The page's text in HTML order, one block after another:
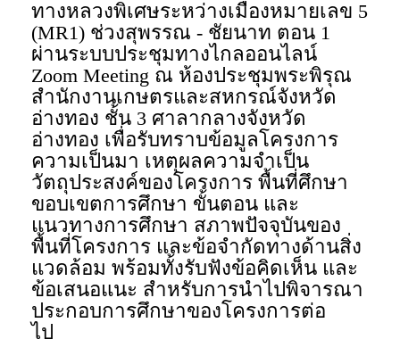
ทางหลวงพิเศษระหว่างเมืองหมายเลข 5
(MR1) ช่วงสุพรรณ - ชัยนาท ตอน 1
ผ่านระบบประชุมทางไกลออนไลน์
Zoom Meeting ณ ห้องประชุมพระพิรุณ
สำนักงานเกษตรและสหกรณ์จังหวัด
อ่างทอง ชั้น 3 ศาลากลางจังหวัด
อ่างทอง เพื่อรับทราบข้อมูลโครงการ
ความเป็นมา เหตุผลความจำเป็น
วัตถุประสงค์ของโครงการ พื้นที่ศึกษา
ขอบเขตการศึกษา ขั้นตอน และ
แนวทางการศึกษา สภาพปัจจุบันของ
พื้นที่โครงการ และข้อจำกัดทางด้านสิ่ง
แวดล้อม พร้อมทั้งรับฟังข้อคิดเห็น และ
ข้อเสนอแนะ สำหรับการนำไปพิจารณา
ประกอบการศึกษาของโครงการต่อ
ไป